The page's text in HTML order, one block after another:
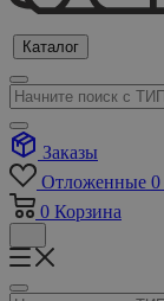
Каталог
Заказы
Отложенные 0
0 Корзина